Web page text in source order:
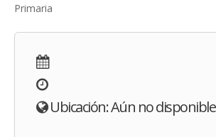
Primaria
Ubicación: Aún no disponible